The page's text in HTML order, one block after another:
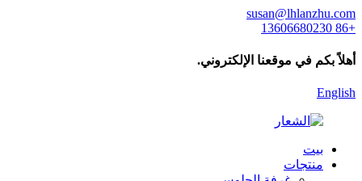
susan@lhlanzhu.com
+86 13606680230
أهلاً بكم في موقعنا الإلكتروني.
English
بيت
منتجات